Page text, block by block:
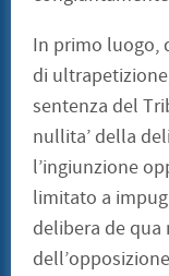
In primo luogo,
di
sentenza del
nullita’ della
l’ingiunzione
limitato a
delibera de qua